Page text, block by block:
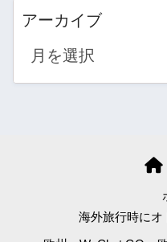
アーカイブ
海外旅行時にオ